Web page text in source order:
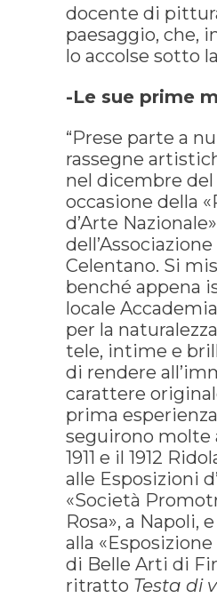
docente di
paesaggio, che,
lo accolse sotto
-Le sue prime
“Prese parte a
rassegne
nel dicembre del
occasione della
d’Arte
Celentano. Si
benché appena
locale
per la
tele, intime e
di rendere
carattere
prima
seguirono molte
1911 e il 1912
alle Esposizioni
«Società
Rosa», a Napoli,
alla
di Belle Arti di
ritratto Testa di